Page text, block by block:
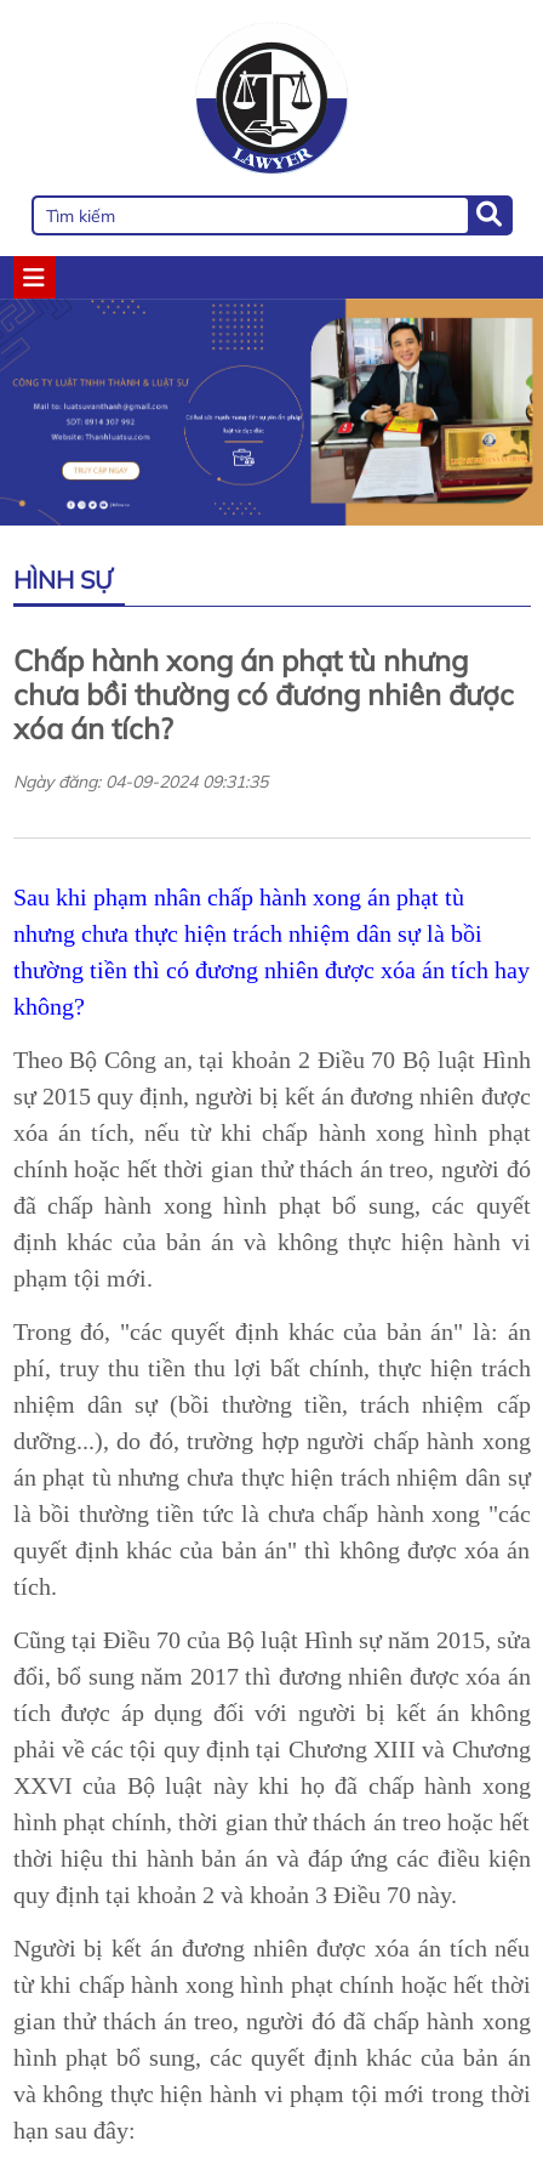
HÌNH SỰ
Chấp hành xong án phạt tù nhưng
chưa bồi thường có đương nhiên được
xóa án tích?
Ngày đăng: 04-09-2024 09:31:35
Sau khi phạm nhân chấp hành xong án phạt tù
nhưng chưa thực hiện trách nhiệm dân sự là bồi
thường tiền thì có đương nhiên được xóa án tích hay
không?
Theo Bộ Công an, tại khoản 2 Điều 70 Bộ luật Hình
sự 2015 quy định, người bị kết án đương nhiên được
xóa án tích, nếu từ khi chấp hành xong hình phạt
chính hoặc hết thời gian thử thách án treo, người đó
đã chấp hành xong hình phạt bổ sung, các quyết
định khác của bản án và không thực hiện hành vi
phạm tội mới.
Trong đó, "các quyết định khác của bản án" là: án
phí, truy thu tiền thu lợi bất chính, thực hiện trách
nhiệm dân sự (bồi thường tiền, trách nhiệm cấp
dưỡng...), do đó, trường hợp người chấp hành xong
án phạt tù nhưng chưa thực hiện trách nhiệm dân sự
là bồi thường tiền tức là chưa chấp hành xong "các
quyết định khác của bản án" thì không được xóa án
tích.
Cũng tại Điều 70 của Bộ luật Hình sự năm 2015, sửa
đổi, bổ sung năm 2017 thì đương nhiên được xóa án
tích được áp dụng đối với người bị kết án không
phải về các tội quy định tại Chương XIII và Chương
XXVI của Bộ luật này khi họ đã chấp hành xong
hình phạt chính, thời gian thử thách án treo hoặc hết
thời hiệu thi hành bản án và đáp ứng các điều kiện
quy định tại khoản 2 và khoản 3 Điều 70 này.
Người bị kết án đương nhiên được xóa án tích nếu
từ khi chấp hành xong hình phạt chính hoặc hết thời
gian thử thách án treo, người đó đã chấp hành xong
hình phạt bổ sung, các quyết định khác của bản án
và không thực hiện hành vi phạm tội mới trong thời
hạn sau đây: